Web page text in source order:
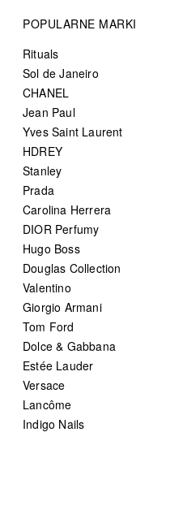
POPULARNE MARKI
Rituals
Sol de Janeiro
CHANEL
Jean Paul
Yves Saint Laurent
HDREY
Stanley
Prada
Carolina Herrera
DIOR Perfumy
Hugo Boss
Douglas Collection
Valentino
Giorgio Armani
Tom Ford
Dolce & Gabbana
Estée Lauder
Versace
Lancôme
Indigo Nails